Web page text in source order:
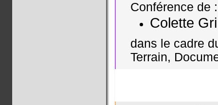
Conférence de :
Colette
dans le cadre
Terrain,